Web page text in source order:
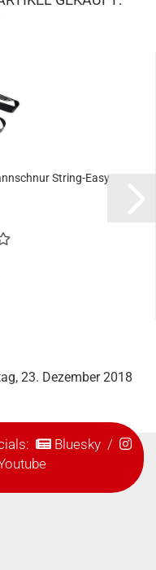
String-Easy
23. Dezember 2018
Bluesky/